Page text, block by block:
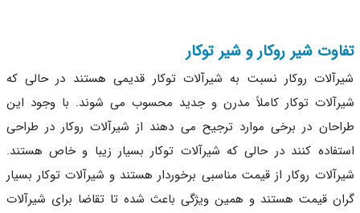
شیر روکار و شیر توکار
روکار نسبت به شیرآلات توکار قدیمی هستند در حالی که
توکار کاملاً مدرن و جدید محسوب می شوند. با وجود این
در برخی موارد ترجیح می دهند از شیرآلات روکار در طراحی
کنند در حالی که شیرآلات توکار بسیار زیبا و خاص هستند.
روکار از قیمت مناسبی برخوردار هستند و شیرآلات توکار بسیار
قیمت هستند و همین ویژگی باعث شده تا تقاضا برای شیرآلات